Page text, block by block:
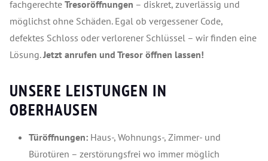
fachgerechte Tresoröffnungen – diskret, zuverlässig und
möglichst ohne Schäden. Egal ob vergessener Code,
defektes Schloss oder verlorener Schlüssel – wir finden eine
Lösung.Jetzt anrufen und Tresor öffnen lassen!
UNSERE LEISTUNGEN IN
OBERHAUSEN
Türöffnungen: Haus-, Wohnungs-, Zimmer- und
Bürotüren – zerstörungsfrei wo immer möglich